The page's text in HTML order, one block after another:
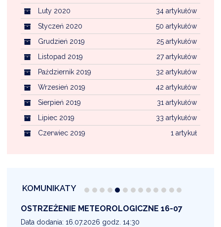
34 artykułów
Luty 2020
50 artykułów
Styczeń 2020
25 artykułów
Grudzień 2019
27 artykułów
Listopad 2019
32 artykułów
Październik 2019
42 artykułów
Wrzesień 2019
31 artykułów
Sierpień 2019
33 artykułów
Lipiec 2019
1 artykuł
Czerwiec 2019
KOMUNIKATY
OSTRZEŻENIE METEOROLOGICZNE 16-07
Data dodania: 16.07.2026 godz. 14:30